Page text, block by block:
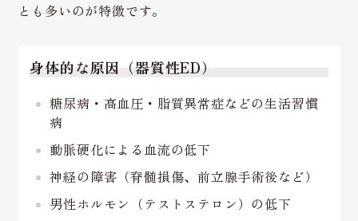
とも多いのが特徴です。
身体的な原因（器質性ED）
糖尿病・高血圧・脂質異常症などの生活習慣
病
動脈硬化による血流の低下
神経の障害（脊髄損傷、前立腺手術後など）
男性ホルモン（テストステロン）の低下